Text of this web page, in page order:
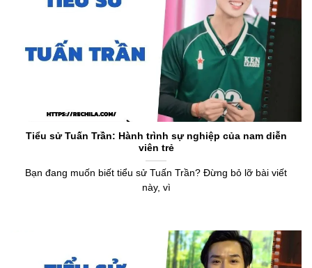
Tiểu sử Tuấn Trần: Hành trình sự nghiệp của nam diễn
viên trẻ
Bạn đang muốn biết tiểu sử Tuấn Trần? Đừng bỏ lỡ bài viết
này, vì